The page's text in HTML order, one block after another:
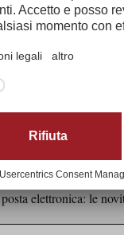
elettronica: le